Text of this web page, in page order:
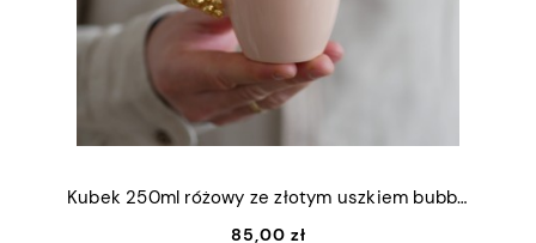
Kubek 250ml różowy ze złotym uszkiem bubble
85,00 zł